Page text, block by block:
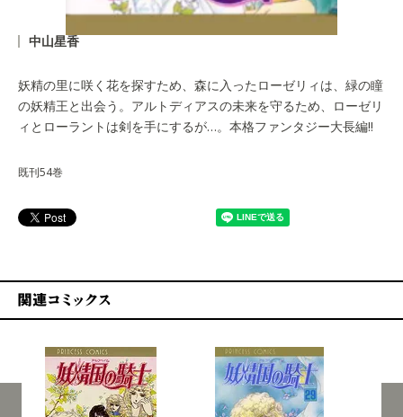
中山星香
妖精の里に咲く花を探すため、森に入ったローゼリィは、緑の瞳
の妖精王と出会う。アルトディアスの未来を守るため、ローゼリ
ィとローラントは剣を手にするが…。本格ファンタジー大長編!!
既刊54巻